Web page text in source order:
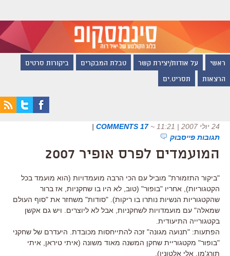
ראשי על אודות/יצירת קשר טבלת המבקרים ביקורות סרטים
הרצאות תסריט.ים
24 יולי 2007 | 11:21 ~
17 COMMENTS
|
תגובות פייסבוק
המועמדים לפרס אופיר 2007
"ביקור התזמורת" מוביל עם הכי הרבה מועמדויות (הוא מועמד בכל
הקטגוריות), אחריו "בופור" (טוב, לא היו בו שחקניות, אז ברור
שהקטגוריות הנשיות נותרו בו ריקות). "סודות" משחזר את "סוף העולם
שמאלה" עם מועמדויות לשחקניות, אבל לא ליוצרים. ויש גם אקשן
בקטגורייה התיעודית.
הפתעות: "תנועה מגונה" זכה להתייחסות מכובדת. היעדרם של שחקני
"בופור" מקטגוריית שחקן המשנה מאוד משונה (איתי טיראן, איתי
תורג'מן, אלי אלטוניו).